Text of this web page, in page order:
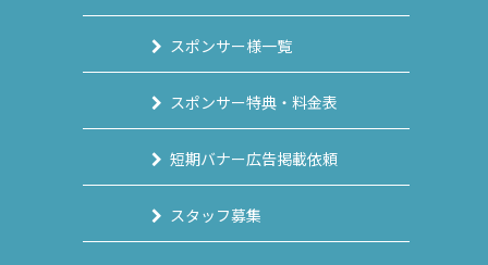
スポンサー様一覧
スポンサー特典・料金表
短期バナー広告掲載依頼
スタッフ募集